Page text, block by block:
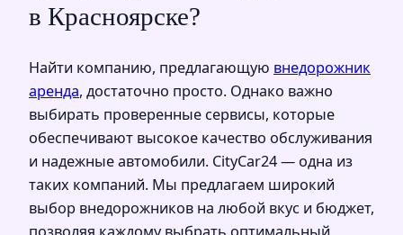
в Красноярске?
Найти компанию, предлагающую внедорожник
аренда, достаточно просто. Однако важно
выбирать проверенные сервисы, которые
обеспечивают высокое качество обслуживания
и надежные автомобили. CityCar24 — одна из
таких компаний. Мы предлагаем широкий
выбор внедорожников на любой вкус и бюджет,